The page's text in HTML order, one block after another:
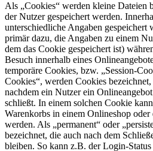
Als „Cookies“ werden kleine Dateien
der Nutzer gespeichert werden.
unterschiedliche Angaben
primär dazu, die Angaben zu einem
dem das Cookie gespeichert ist)
Besuch innerhalb eines
temporäre Cookies, bzw. „Session-
Cookies“, werden Cookies
nachdem ein Nutzer ein
schließt. In einem solchen Cookie
Warenkorbs in einem Onlineshop
werden. Als „permanent“ oder
bezeichnet, die auch nach dem
bleiben. So kann z.B. der Login-